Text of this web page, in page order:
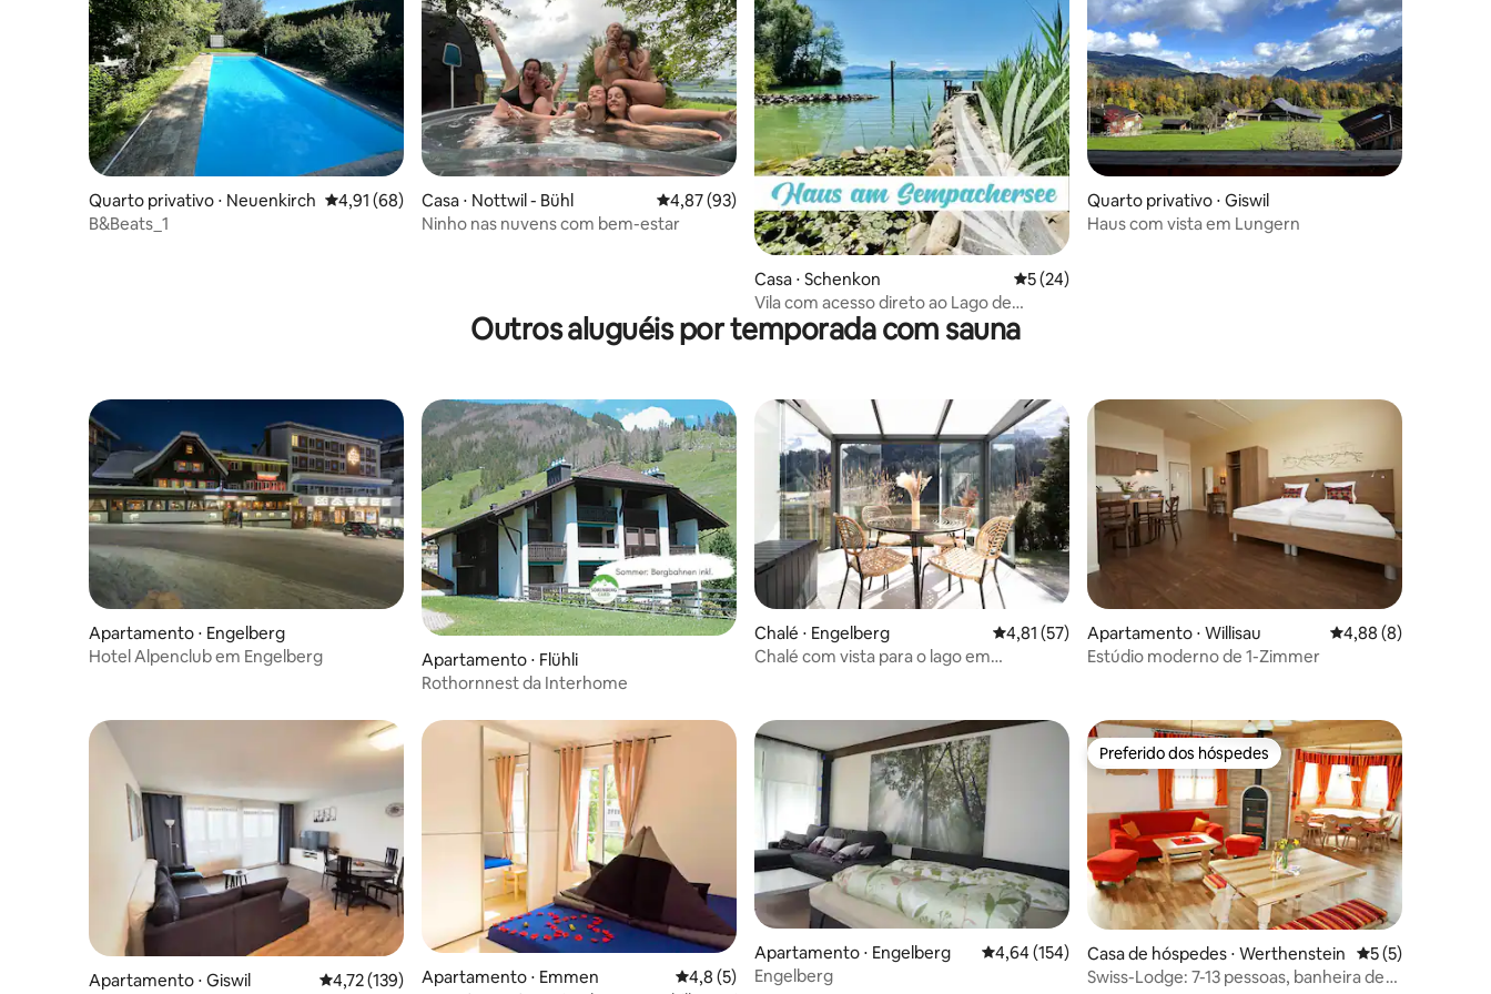
Quarto privativo ⋅ Neuenkirch 4,91 de uma avaliação média de 5, 68 avaliações
4,91 (68)
B&Beats_1
Casa ⋅ Nottwil - Bühl 4,87 de uma avaliação média de 5, 93 avaliações
4,87 (93)
Ninho nas nuvens com bem-estar
Casa ⋅ Schenkon 5 de uma avaliação média de 5, 24 avaliações
5 (24)
Vila com acesso direto ao Lago de
Sempach!
Quarto privativo ⋅ Giswil
Haus com vista em Lungern
Outros aluguéis por temporada com sauna
Apartamento ⋅ Engelberg
Hotel Alpenclub em Engelberg
Apartamento ⋅ Flühli
Rothornnest da Interhome
Chalé ⋅ Engelberg 4,81 de uma avaliação média de 5, 57 avaliações
4,81 (57)
Chalé com vista para o lago em
Apartamento ⋅ Willisau 4,88 de uma
4,88 (8)
Estúdio moderno de 1-Zimmer
Apartamento ⋅ Giswil 4,72 de uma avaliação média de 5, 139 avaliações
4,72 (139)
Apartamento ⋅ Emmen 4,8 de uma avaliação média de 5, 5 avaliações
4,8 (5)
Apartamento ⋅ Engelberg 4,64 de uma avaliação média de 5, 154 avaliações
4,64 (154)
Engelberg
Preferido dos hóspedes
Preferido dos hóspedes
Casa de hóspedes ⋅ Werthenstein 5 de uma
5 (5)
Swiss-Lodge: 7-13 pessoas, banheira de